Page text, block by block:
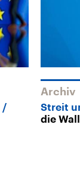
Archiv
Streit
die